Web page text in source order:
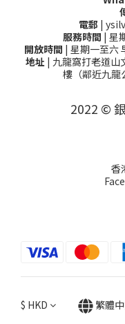
電郵 |
服務時間 | 星
開放時間 | 星期一至六
地址 | 九龍窩打老道山
樓（鄰近九龍
2022 ©
香
$ HKD 繁體